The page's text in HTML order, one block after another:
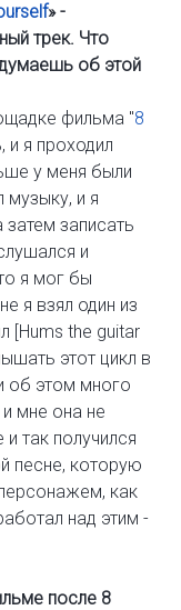
» -
трек. Что
об этой
фильма "8
и я проходил
у меня были
музыку, и я
записать
и
я мог бы
я взял один из
[Hums the guitar
этот цикл в
об этом много
мне она не
так получился
песне, которую
как
над этим -
после 8